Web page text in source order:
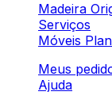
Madeira
Serviços
Móveis
Meus
Ajuda